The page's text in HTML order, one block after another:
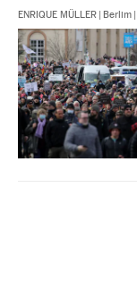
ENRIQUE MÜLLER Berlim